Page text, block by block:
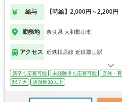
給与 【時給】2,000円～2,200円
勤務地 奈良県 大和郡山市
アクセス 近鉄橿原線 近鉄郡山駅
新卒も応募可能 未経験者も応募可能 産休・
駅チカ
店舗数30以上